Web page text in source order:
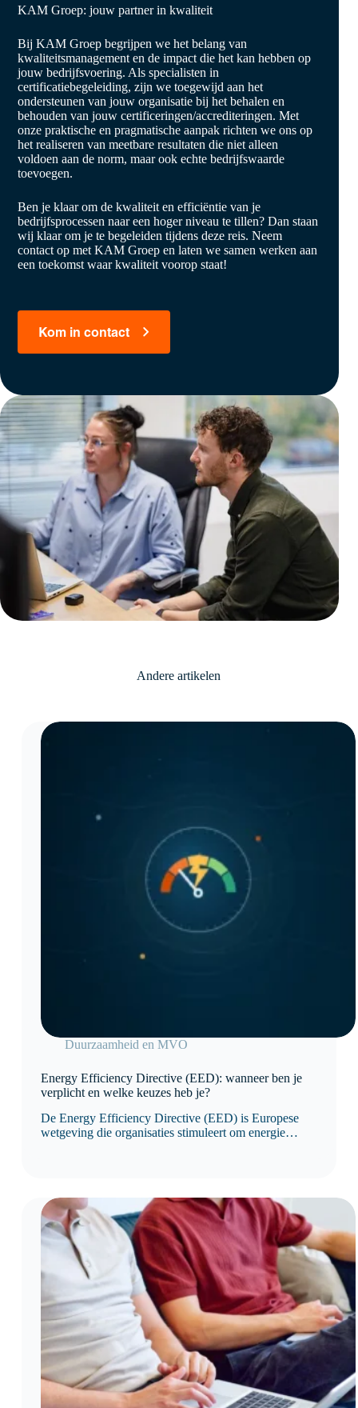
KAM Groep: jouw partner in kwaliteit
Bij KAM Groep begrijpen we het belang van
kwaliteitsmanagement en de impact die het kan hebben op
jouw bedrijfsvoering. Als specialisten in
certificatiebegeleiding, zijn we toegewijd aan het
ondersteunen van jouw organisatie bij het behalen en
behouden van jouw certificeringen/accrediteringen. Met
onze praktische en pragmatische aanpak richten we ons op
het realiseren van meetbare resultaten die niet alleen
voldoen aan de norm, maar ook echte bedrijfswaarde
toevoegen.
Ben je klaar om de kwaliteit en efficiëntie van je
bedrijfsprocessen naar een hoger niveau te tillen? Dan staan
wij klaar om je te begeleiden tijdens deze reis. Neem
contact op met KAM Groep en laten we samen werken aan
een toekomst waar kwaliteit voorop staat!
Kom in contact
Andere artikelen
Duurzaamheid en MVO
Energy Efficiency Directive (EED): wanneer ben je
verplicht en welke keuzes heb je?
De Energy Efficiency Directive (EED) is Europese
wetgeving die organisaties stimuleert om energie
verplichtingen.